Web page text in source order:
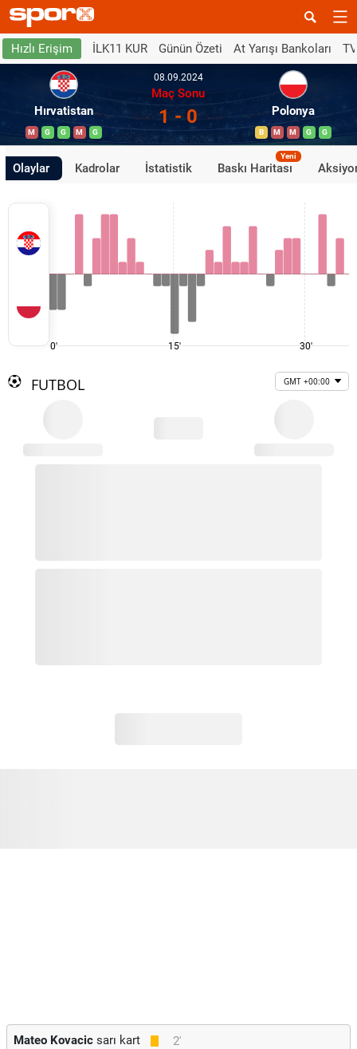
Hızlı Erişim İLK11 KUR Günün Özeti At Yarışı Bankoları
Hırvatistan
M G G M G
08.09.2024
Maç Sonu
1 - 0 Polonya
B M M G G
Olaylar Kadrolar İstatistik Baskı Haritası
Yeni
0' 15' 30'
FUTBOL GMT +00:00
2'
Mateo Kovacic sarı kart